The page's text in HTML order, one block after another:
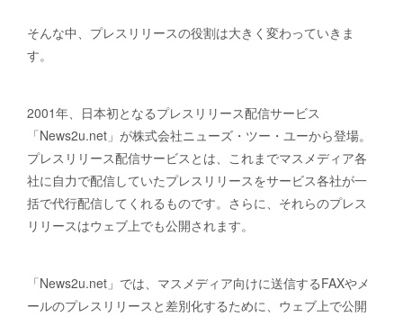
そんな中、プレスリリースの役割は大きく変わっていきま
す。
2001年、日本初となるプレスリリース配信サービス
「News2u.net」が株式会社ニューズ・ツー・ユーから登場。
プレスリリース配信サービスとは、これまでマスメディア各
社に自力で配信していたプレスリリースをサービス各社が一
括で代行配信してくれるものです。さらに、それらのプレス
リリースはウェブ上でも公開されます。
「News2u.net」では、マスメディア向けに送信するFAXやメ
ールのプレスリリースと差別化するために、ウェブ上で公開